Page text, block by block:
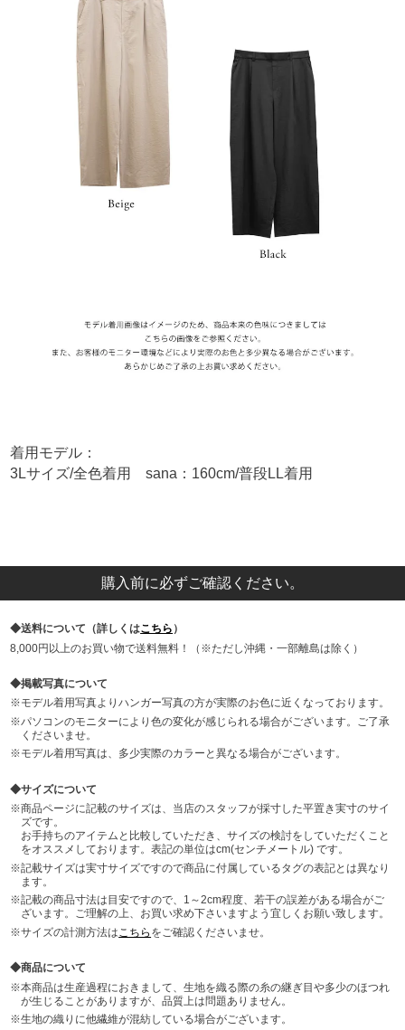
着用モデル：
3Lサイズ/全色着用 sana：160cm/普段LL着用
購入前に必ずご確認ください。
送料について（詳しくはこちら ）
8,000円以上のお買い物で送料無料！（※ただし沖縄・一部離島は除く）
掲載写真について
モデル着用写真よりハンガー写真の方が実際のお色に近くなっております。
パソコンのモニターにより色の変化が感じられる場合がございます。ご了承
くださいませ。
モデル着用写真は、多少実際のカラーと異なる場合がございます。
サイズについて
商品ページに記載のサイズは、当店のスタッフが採寸した平置き実寸のサイ
ズです。
お手持ちのアイテムと比較していただき、サイズの検討をしていただくこと
をオススメしております。表記の単位はcm(センチメートル) です。
記載サイズは実寸サイズですので商品に付属しているタグの表記とは異なり
ます。
記載の商品寸法は目安ですので、1～2cm程度、若干の誤差がある場合がご
ざいます。ご理解の上、お買い求め下さいますよう宜しくお願い致します。
サイズの計測方法はこちら をご確認くださいませ。
商品について
本商品は生産過程におきまして、生地を織る際の糸の継ぎ目や多少のほつれ
が生じることがありますが、品質上は問題ありません。
生地の織りに他繊維が混紡している場合がございます。